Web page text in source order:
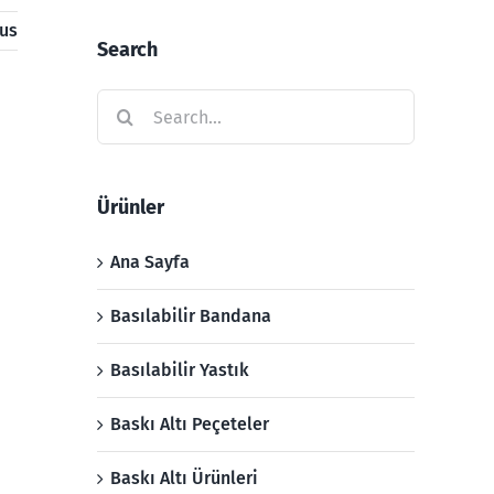
Search
Ürünler
Ana Sayfa
Basılabilir Bandana
Basılabilir Yastık
Baskı Altı Peçeteler
Baskı Altı Ürünleri